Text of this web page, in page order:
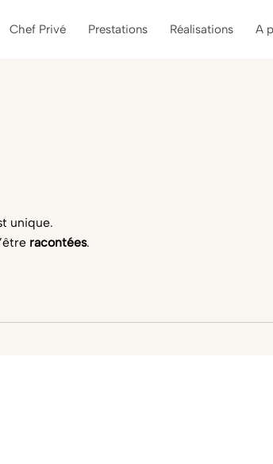
Chef Privé Prestations Réalisations A
unique.
racontées.